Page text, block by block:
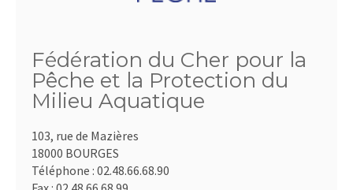
Fédération du Cher pour la
Pêche et la Protection du
Milieu Aquatique
103, rue de Mazières
18000 BOURGES
Téléphone : 02.48.66.68.90